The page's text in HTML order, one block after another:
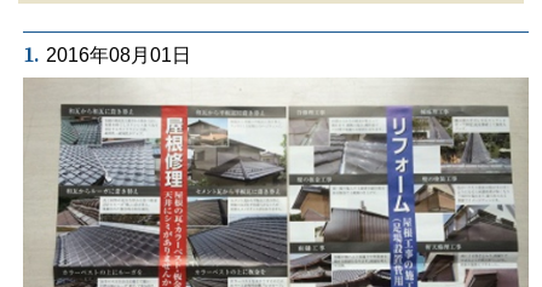
1. 2016年08月01日